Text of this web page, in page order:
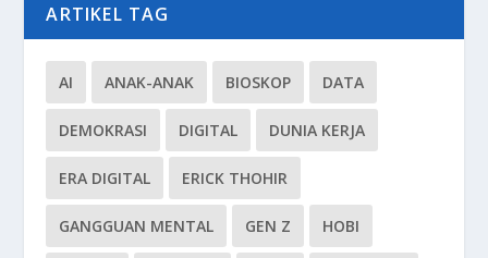
ARTIKEL TAG
AI ANAK-ANAK BIOSKOP DATA
DEMOKRASI DIGITAL DUNIA KERJA
ERA DIGITAL ERICK THOHIR
GANGGUAN MENTAL GEN Z HOBI